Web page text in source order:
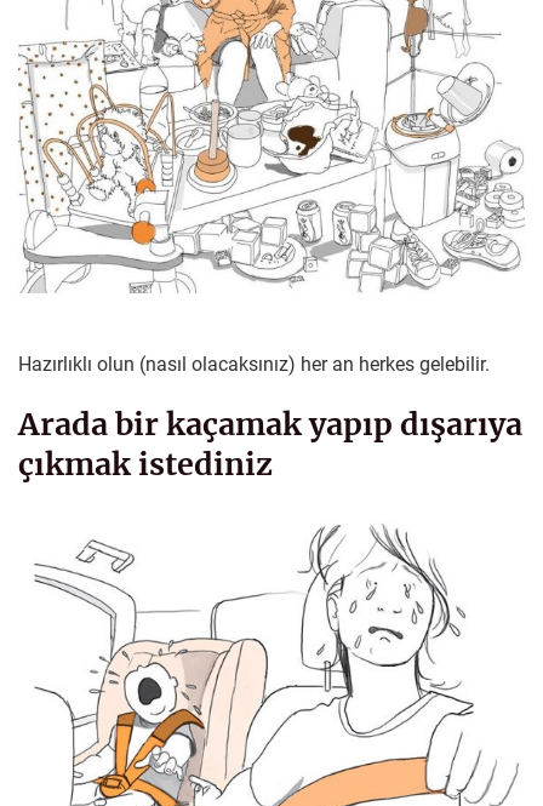
Hazırlıklı olun (nasıl olacaksınız) her an herkes gelebilir.
Arada bir kaçamak yapıp dışarıya
çıkmak istediniz